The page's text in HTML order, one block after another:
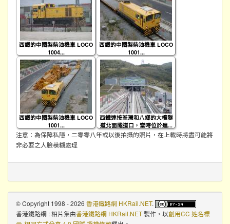
西鐵的中國製柴油機車 LOCO
1004...
西鐵的中國製柴油機車 LOCO
1001...
西鐵的中國製柴油機車 LOCO
1001...
西鐵連接荃灣和八鄉的大欖隧
道北面隧道口，當時位於進...
注意：為保障私隱，二零零八年或以後拍攝的照片，在上載時將盡可能將
非必要之人臉模糊處理
© Copyright 1998 - 2026 香港鐵路網 HKRail.NET.
香港鐵路網 : 相片集由香港鐵路網 HKRail.NET製作，以創用CC 姓名標